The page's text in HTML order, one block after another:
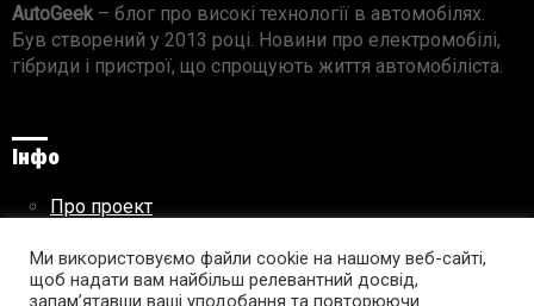
AutoGeek – блог про високі технології в автомобілях.
Був створений у 2013 році. Новини про електромобілі,
гібриди і пристрої, що спрощують життя автомобіліста.
Інфо
Про проект
Правила використання матеріалів
Ми використовуємо файли cookie на нашому веб-сайті,
щоб надати вам найбільш релевантний досвід,
запам’ятавши ваші уподобання та повторюючи